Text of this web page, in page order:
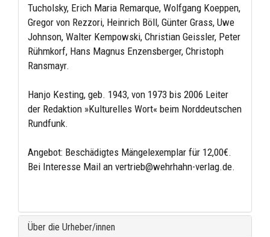
Tucholsky, Erich Maria Remarque, Wolfgang Koeppen,
Gregor von Rezzori, Heinrich Böll, Günter Grass, Uwe
Johnson, Walter Kempowski, Christian Geissler, Peter
Rühmkorf, Hans Magnus Enzensberger, Christoph
Ransmayr.
Hanjo Kesting, geb. 1943, von 1973 bis 2006 Leiter
der Redaktion »Kulturelles Wort« beim Norddeutschen
Rundfunk.
Angebot: Beschädigtes Mängelexemplar für 12,00€.
Bei Interesse Mail an vertrieb@wehrhahn-verlag.de.
Über die Urheber/innen